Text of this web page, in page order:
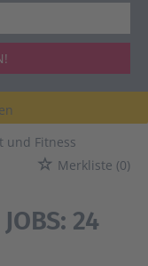
und Fitness
Merkliste (0)
24